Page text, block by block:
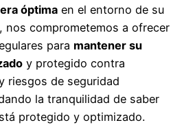
óptima en el entorno de su
nos comprometemos a ofrecer
para mantener su
y protegido contra
riesgos de seguridad
la tranquilidad de saber
protegido y optimizado.